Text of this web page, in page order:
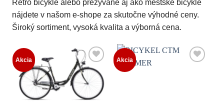
Retro bicykle alebo prezývané aj ako mestské bicykle
nájdete v našom e-shope za skutočne výhodné ceny.
Široký sortiment, vysoká kvalita a výborná cena.
Akcia Akcia